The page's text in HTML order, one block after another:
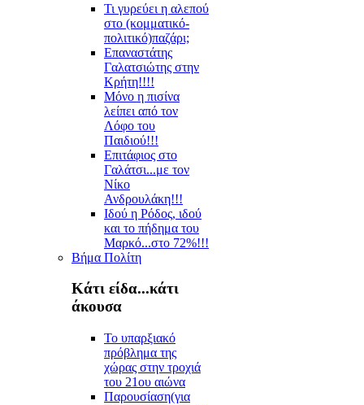
Τι γυρεύει η αλεπού
στο (κομματικό-
πολιτικό)παζάρι;
Επαναστάτης
Γαλατσιώτης στην
Κρήτη!!!!
Μόνο η πισίνα
λείπει από τον
Λόφο του
Παιδιού!!!
Επιτάφιος στο
Γαλάτσι...με τον
Νίκο
Ανδρουλάκη!!!
Ιδού η Ρόδος, ιδού
και το πήδημα του
Μαρκό...στο 72%!!!
Βήμα Πολίτη
Κάτι είδα...κάτι
άκουσα
Το υπαρξιακό
πρόβλημα της
χώρας στην τροχιά
του 21ου αιώνα
Παρουσίαση(για